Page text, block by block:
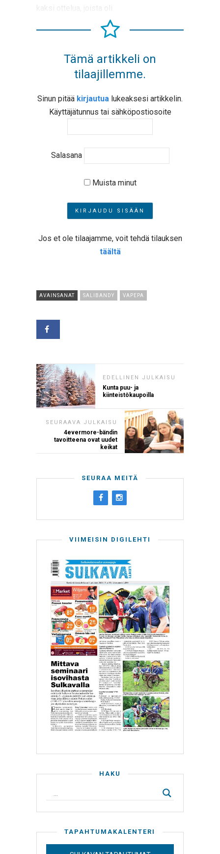
kaksi ottelua, joista oli
Tämä artikkeli on
tilaajillemme.
Sinun pitää kirjautua lukeaksesi artikkelin.
Käyttäjätunnus tai sähköpostiosoite
Salasana
Muista minut
Jos et ole tilaajamme, voit tehdä tilauksen
täältä
AVAINSANAT SALIBANDY VAPEPA
EDELLINEN JULKAISU
Kunta puu- ja
kiinteistökaupoilla
SEURAAVA JULKAISU
4evermore-bändin
tavoitteena ovat uudet
keikat
SEURAA MEITÄ
VIIMEISIN DIGILEHTI
HAKU
TAPAHTUMAKALENTERI